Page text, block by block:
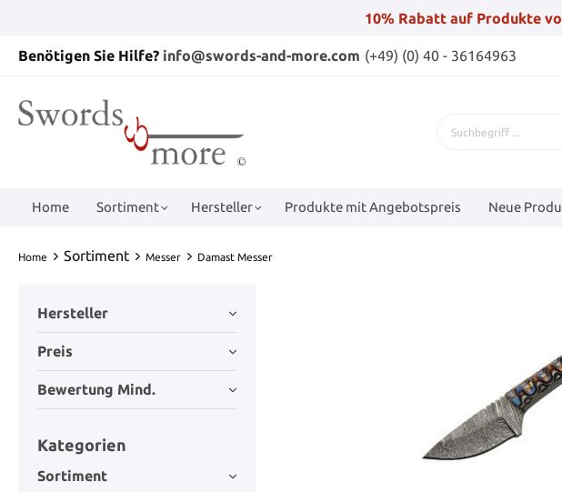
10% Rabatt auf Produkte
Benötigen Sie Hilfe? info@swords-and-more.com (+49) (0) 40 - 36164963
Home Sortiment Hersteller Produkte mit Angebotspreis Neue
Home Sortiment Messer Damast Messer
Hersteller
Preis
Bewertung Mind.
Kategorien
Sortiment